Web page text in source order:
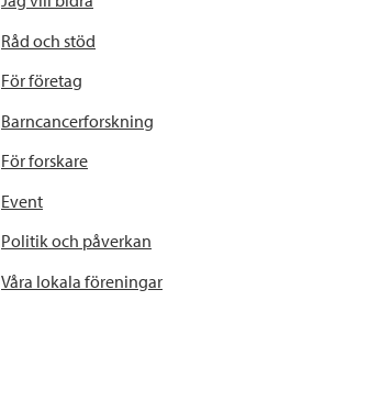
Råd och stöd
För företag
Barncancerforskning
För forskare
Event
Politik och påverkan
Våra lokala föreningar